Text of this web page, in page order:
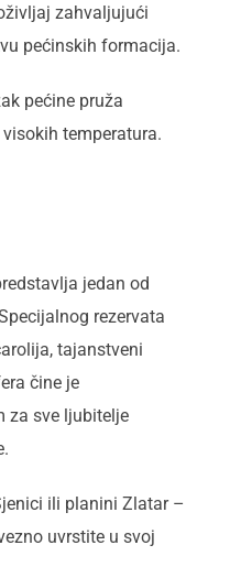
zahvaljujući
pećinskih formacija.
pećine pruža
temperatura.
jedan od
rezervata
tajanstveni
čine je
za sve ljubitelje
ili planini Zlatar –
uvrstite u svoj